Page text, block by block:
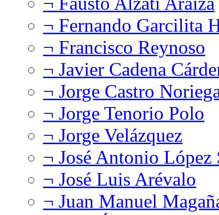
¬ Fernando Garcilita
¬ Francisco Reynoso
¬ Javier Cadena
¬ Jorge Castro
¬ Jorge Tenorio Polo
¬ Jorge Velázquez
¬ José Antonio López
¬ José Luis Arévalo
¬ Juan Manuel